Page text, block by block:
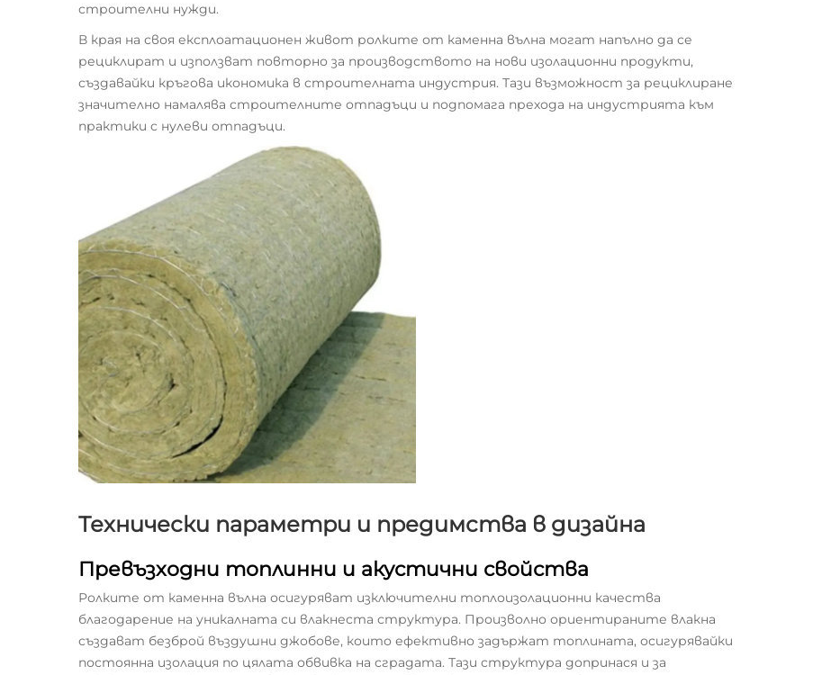
строителни нужди.
В края на своя експлоатационен живот ролките от каменна вълна могат напълно да се
рециклират и използват повторно за производството на нови изолационни продукти,
създавайки кръгова икономика в строителната индустрия. Тази възможност за рециклиране
значително намалява строителните отпадъци и подпомага прехода на индустрията към
практики с нулеви отпадъци.
Технически параметри и предимства в дизайна
Превъзходни топлинни и акустични свойства
Ролките от каменна вълна осигуряват изключителни топлоизолационни качества
благодарение на уникалната си влакнеста структура. Произволно ориентираните влакна
създават безброй въздушни джобове, които ефективно задържат топлината, осигурявайки
постоянна изолация по цялата обвивка на сградата. Тази структура допринася и за